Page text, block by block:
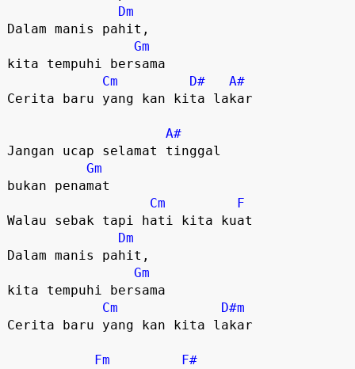
Dm
Dalam manis pahit,
Gm
kita tempuhi bersama
Cm
D#
A#
Cerita baru yang kan kita lakar
A#
Jangan ucap selamat tinggal
Gm
bukan penamat
Cm
F
Walau sebak tapi hati kita kuat
Dm
Dalam manis pahit,
Gm
kita tempuhi bersama
Cm
D#m
Cerita baru yang kan kita lakar
Fm F#